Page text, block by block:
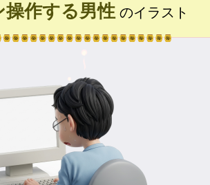
作する男性 のイラスト